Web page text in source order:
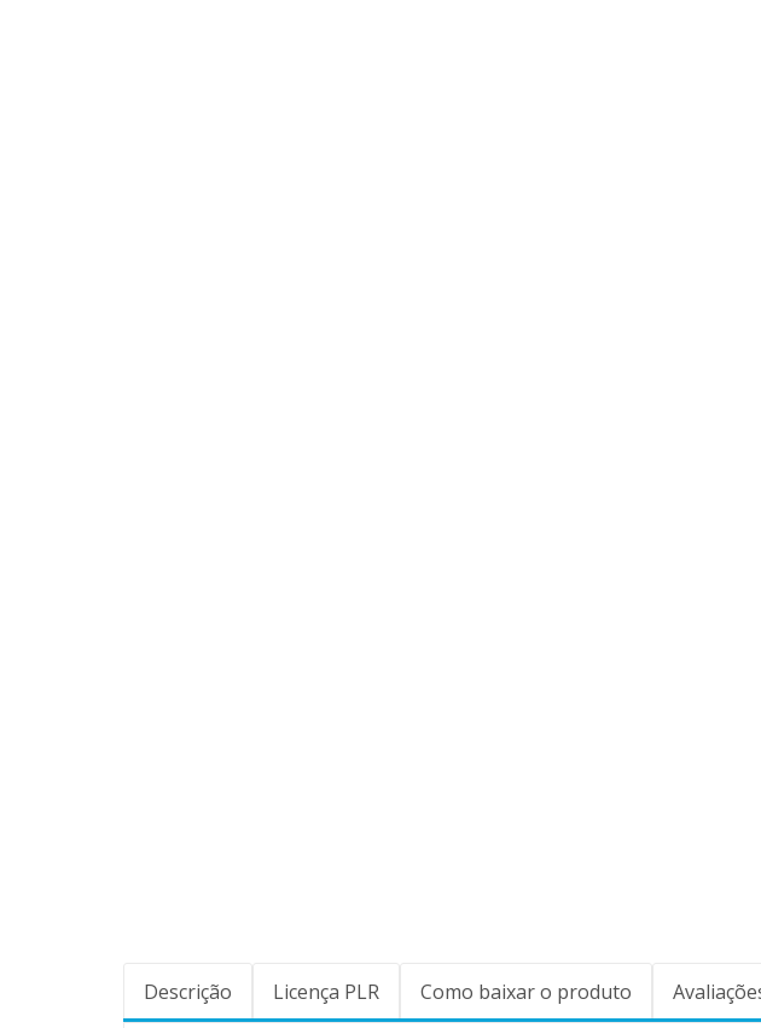
Descrição Licença PLR Como baixar o produto